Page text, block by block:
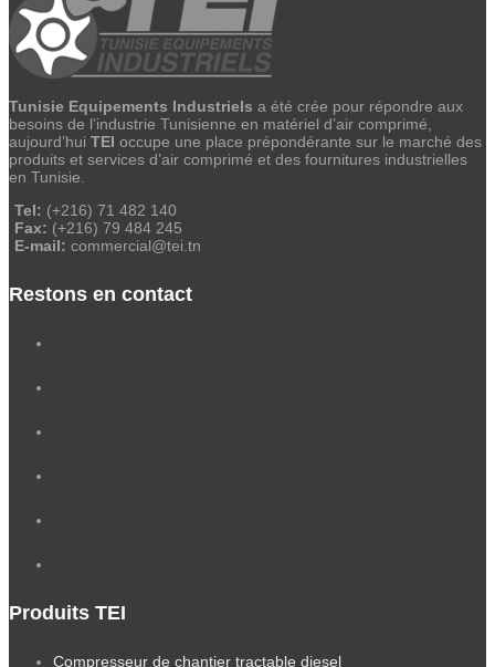
Tunisie Equipements Industriels a été crée pour répondre aux
besoins de l’industrie Tunisienne en matériel d’air comprimé,
aujourd’hui TEI occupe une place prépondérante sur le marché des
produits et services d’air comprimé et des fournitures industrielles
en Tunisie.
Tel: (+216) 71 482 140
Fax: (+216) 79 484 245
E-mail: commercial@tei.tn
Restons en contact
Produits TEI
Compresseur de chantier tractable diesel